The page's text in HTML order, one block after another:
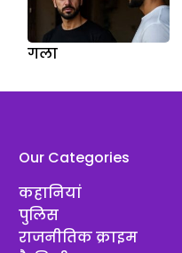
गला
Our Categories
कहानियां
पुलिस
राजनीतिक क्राइम